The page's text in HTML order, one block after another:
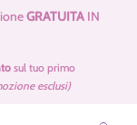
GRATUITA IN
sul tuo primo
esclusi)